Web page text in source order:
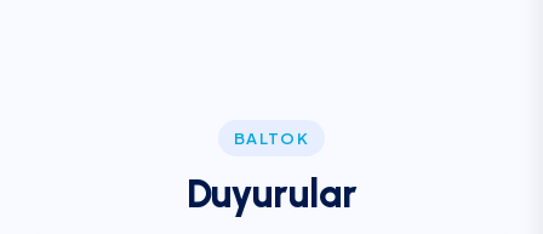
BALTOK
Duyurular